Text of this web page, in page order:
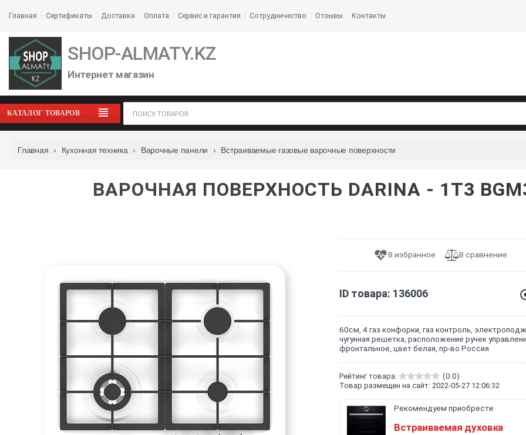
Главная Сертификаты Доставка Оплата Сервис и гарантия Сотрудничество Отзывы Контакты
SHOP-ALMATY.KZ
Интернет магазин
КАТАЛОГ ТОВАРОВ
Главная › Кухонная техника › Варочные панели › Встраиваемые газовые варочные поверхности
ВАРОЧНАЯ ПОВЕРХНОСТЬ DARINA - 1T3
ID товара: 136006
60см, 4 газ конфорки, газ контроль,
чугунная решетка, расположение ручек
фронтальное, цвет белая, пр-во Россия
Рейтинг товара:
(0.0)
Товар размещен на сайт: 2022-05-27 12:06:32
Рекомендуем приобрести
Встраиваемая духовка